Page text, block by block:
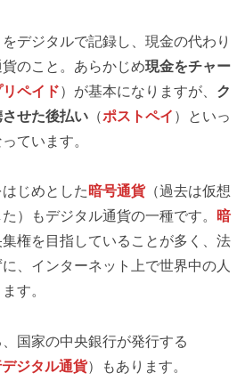
デジタルで記録し、現金の代わり
のこと。あらかじめ現金をチャー
リペイド）が基本になりますが、 ク
せた後払い （ポストペイ ）といっ
ています。
じめとした暗号通貨（過去は仮想
）もデジタル通貨の一種です。 暗
権を目指していることが多く、法
、インターネット上で世界中の人
す。
国家の中央銀行が発行する
ジタル通貨）もあります。